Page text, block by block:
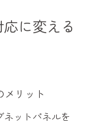
に変える
メリット
ネットパネルを